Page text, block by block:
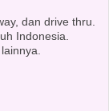
dan drive thru.
Indonesia.